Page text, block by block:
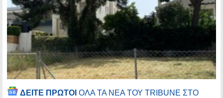
ΔΕΙΤΕ ΠΡΩΤΟΙ ΟΛΑ ΤΑ ΝΕΑ ΤΟΥ TRIBUNE ΣΤΟ